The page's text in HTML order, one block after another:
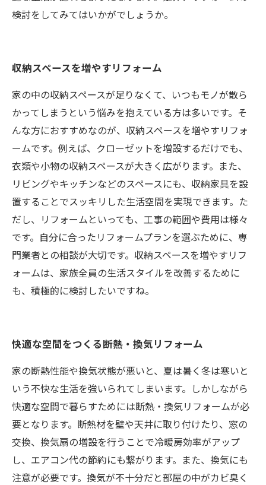
検討をしてみてはいかがでしょうか。
収納スペースを増やすリフォーム
家の中の収納スペースが足りなくて、いつもモノが散ら
かってしまうという悩みを抱えている方は多いです。そ
んな方におすすめなのが、収納スペースを増やすリフォ
ームです。例えば、クローゼットを増設するだけでも、
衣類や小物の収納スペースが大きく広がります。また、
リビングやキッチンなどのスペースにも、収納家具を設
置することでスッキリした生活空間を実現できます。た
だし、リフォームといっても、工事の範囲や費用は様々
です。自分に合ったリフォームプランを選ぶために、専
門業者との相談が大切です。収納スペースを増やすリフ
ォームは、家族全員の生活スタイルを改善するために
も、積極的に検討したいですね。
快適な空間をつくる断熱・換気リフォーム
家の断熱性能や換気状態が悪いと、夏は暑く冬は寒いと
いう不快な生活を強いられてしまいます。しかしながら
快適な空間で暮らすためには断熱・換気リフォームが必
要となります。断熱材を壁や天井に取り付けたり、窓の
交換、換気扇の増設を行うことで冷暖房効率がアップ
し、エアコン代の節約にも繋がります。また、換気にも
注意が必要です。換気が不十分だと部屋の中がカビ臭く